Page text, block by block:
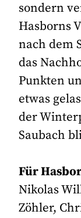
sondern
Hasborns
nach dem
das
Punkten
etwas
der
Saubach
Für
Nikolas
Zöhler,